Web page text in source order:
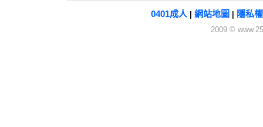
0401成人| 網站地圖 隱私
2009 ©